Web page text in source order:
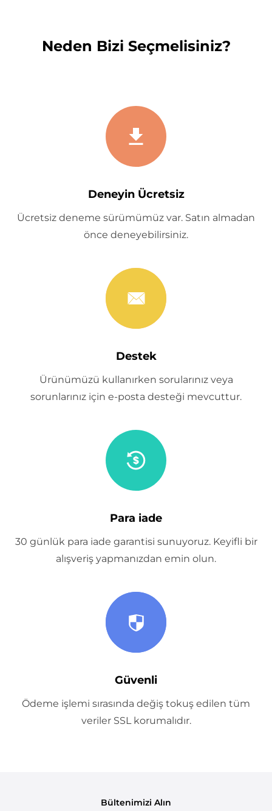
Neden Bizi Seçmelisiniz?
Deneyin Ücretsiz
Ücretsiz deneme sürümümüz var. Satın almadan
önce deneyebilirsiniz.
Destek
Ürünümüzü kullanırken sorularınız veya
sorunlarınız için e-posta desteği mevcuttur.
Para iade
30 günlük para iade garantisi sunuyoruz. Keyifli bir
alışveriş yapmanızdan emin olun.
Güvenli
Ödeme işlemi sırasında değiş tokuş edilen tüm
veriler SSL korumalıdır.
Bültenimizi Alın